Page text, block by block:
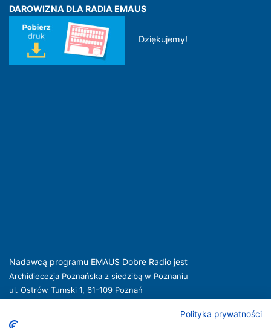
DAROWIZNA DLA RADIA EMAUS
Dziękujemy!
Nadawcą programu EMAUS Dobre Radio jest
Archidiecezja Poznańska z siedzibą w Poznaniu
ul. Ostrów Tumski 1, 61-109 Poznań
Nadawca oferuje usługi medialne obejmujące rozpowszechnianie programu
Polityka prywatności